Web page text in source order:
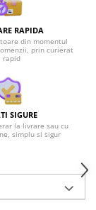
RAPIDA
din momentul
prin curierat
rapid
SIGURE
la livrare sau cu
simplu si sigur